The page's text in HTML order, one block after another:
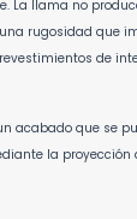
La llama no
rugosidad que
de
acabado que se
la proyección